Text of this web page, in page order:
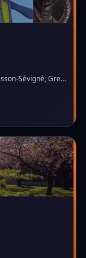
Aix-en-Provence, Annecy, Bordeaux, Caen, Cesson-Sévigné, Grenoble, Lille, Lyon, Montpellier, Nantes, Nice, Paris, Toulouse, Tours